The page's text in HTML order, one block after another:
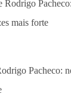
Pacheco: